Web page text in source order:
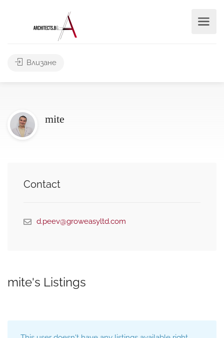
Влизане
mite
Contact
d.peev@groweasyltd.com
mite's Listings